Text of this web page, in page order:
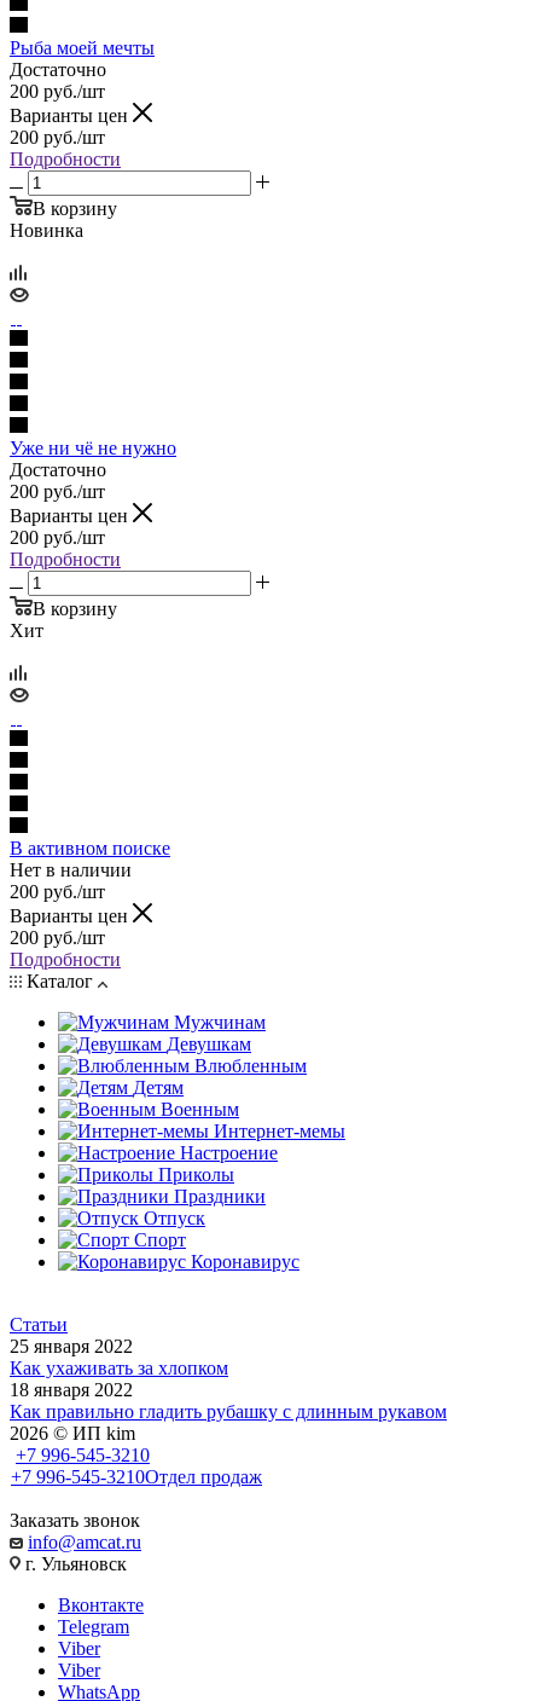
Рыба моей мечты
Достаточно
200 руб./шт
Варианты цен
200 руб./шт
Подробности
В корзину
Новинка
Уже ни чё не нужно
Достаточно
200 руб./шт
Варианты цен
200 руб./шт
Подробности
В корзину
Хит
В активном поиске
Нет в наличии
200 руб./шт
Варианты цен
200 руб./шт
Подробности
Каталог
Мужчинам
Девушкам
Влюбленным
Детям
Военным
Интернет-мемы
Настроение
Приколы
Праздники
Отпуск
Спорт
Коронавирус
Статьи
25 января 2022
Как ухаживать за хлопком
18 января 2022
Как правильно гладить рубашку с длинным рукавом
2026 © ИП kim
+7 996-545-3210
+7 996-545-3210Отдел продаж
Заказать звонок
info@amcat.ru
г. Ульяновск
Вконтакте
Telegram
Viber
Viber
WhatsApp